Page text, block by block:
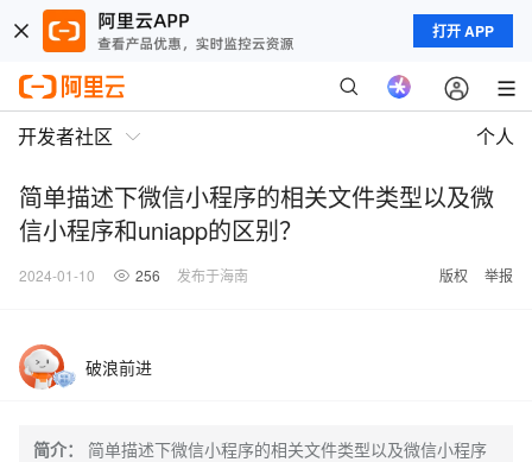
打开 APP
开发者社区 个人
简单描述下微信小程序的相关文件类型以及微
信小程序和uniapp的区别？
2024-01-10 256 发布于海南 版权 举报
破浪前进
简介：
简单描述下微信小程序的相关文件类型以及微信小程序